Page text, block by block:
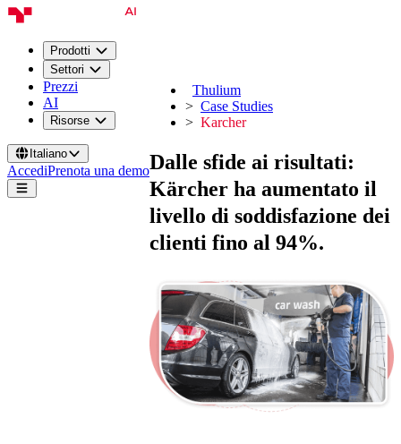
Prodotti
Settori
Prezzi
AI
Risorse
Italiano
AccediPrenota una demo
Thulium
Case Studies
Karcher
Dalle sfide ai risultati:
Kärcher ha aumentato il
livello di soddisfazione dei
clienti fino al 94%.